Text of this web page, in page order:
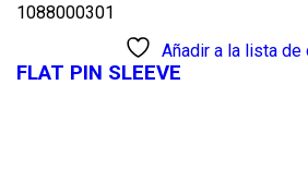
1088000301
Añadir a la lista de
FLAT PIN SLEEVE